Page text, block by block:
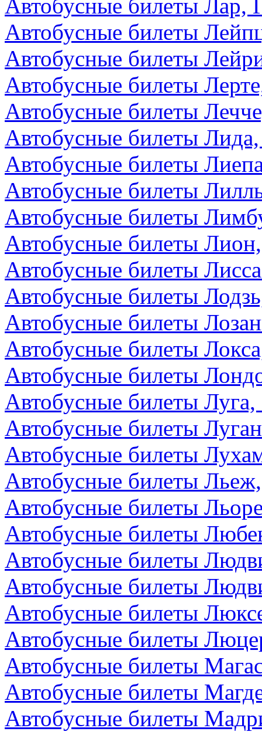
Автобусные билеты Лар,
Автобусные билеты
Автобусные билеты
Автобусные билеты
Автобусные билеты
Автобусные билеты Лида,
Автобусные билеты
Автобусные билеты
Автобусные билеты
Автобусные билеты
Автобусные билеты
Автобусные билеты
Автобусные билеты
Автобусные билеты
Автобусные билеты
Автобусные билеты Луга,
Автобусные билеты
Автобусные билеты
Автобусные билеты
Автобусные билеты
Автобусные билеты
Автобусные билеты
Автобусные билеты
Автобусные билеты
Автобусные билеты
Автобусные билеты
Автобусные билеты
Автобусные билеты